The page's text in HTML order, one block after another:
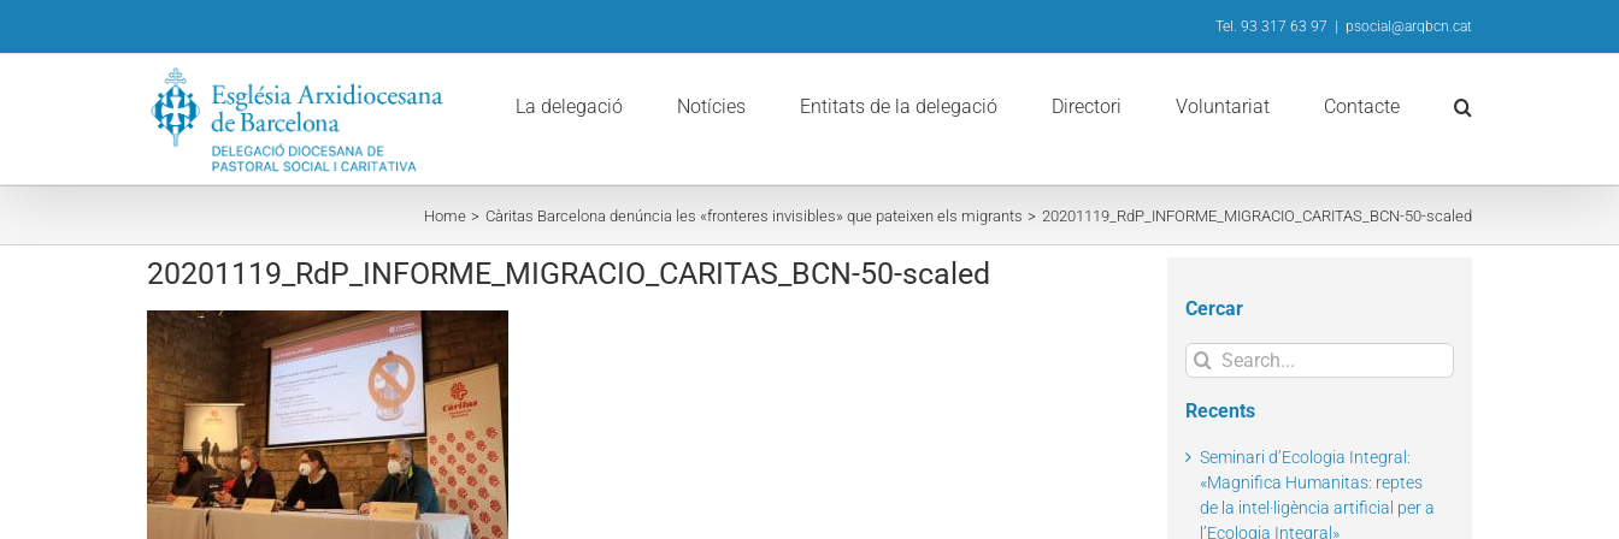
Tel. 93 317 63 97 psocial@arqbcn.cat
La delegació Notícies Entitats de la delegació Directori Voluntariat Contacte
Home Càritas Barcelona denúncia les «fronteres invisibles» que pateixen els migrants 20201119_RdP_INFORME_MIGRACIO_CARITAS_BCN-50-scaled
20201119_RdP_INFORME_MIGRACIO_CARITAS_BCN-50-scaled
Cercar
Search
for:
Recents
Seminari d’Ecologia Integral:
«Magnifica Humanitas: reptes
de la intel·ligència artificial per a
l’Ecologia Integral»